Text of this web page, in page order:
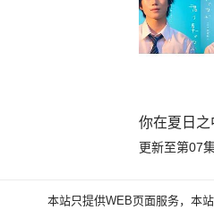
你在夏日之
更新至第07
本站只提供WEB页面服务，本